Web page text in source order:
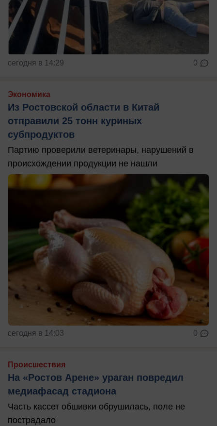
сегодня в 14:29 0
Экономика
Из Ростовской области в Китай
отправили 25 тонн куриных
субпродуктов
Партию проверили ветеринары, нарушений в
происхождении продукции не нашли
сегодня в 14:03 0
Происшествия
На «Ростов Арене» ураган повредил
медиафасад стадиона
Часть кассет обшивки обрушилась, поле не
пострадало